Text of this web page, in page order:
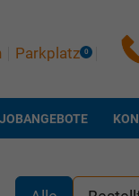
Parkplatz 0
JOBANGEBOTE